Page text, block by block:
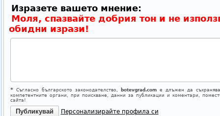
Изразете вашето мнение:
Моля, спазвайте добрия тон и не
обидни изрази!
*Съгласно българското законодателство, botevgrad.comе длъжен да
компетентните органи, при поискване, данни за публикации и коментари,
сайта!
Персонализирайте профила си